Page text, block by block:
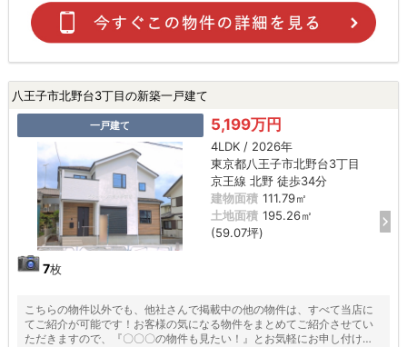
八王子市北野台3丁目の新築一戸建て
一戸建て
7枚
5,199万円
4LDK / 2026年
東京都八王子市北野台3丁目
京王線 北野 徒歩34分
建物面積 111.79㎡
土地面積 195.26㎡
(59.07坪)
こちらの物件以外でも、他社さんで掲載中の他の物件は、すべて当店に
てご紹介が可能です！お客様の気になる物件をまとめてご紹介させてい
ただきますので、『〇〇〇の物件も見たい！』とお気軽にお申し付けく